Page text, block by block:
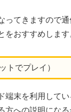
ってきますので
をおすすめします
トでプレイ）
端末を利用して